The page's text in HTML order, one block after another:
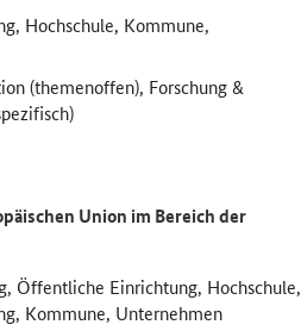
Hochschule, Kommune,
(themenoffen), Forschung &
Union im Bereich der
Öffentliche Einrichtung, Hochschule,
Kommune, Unternehmen